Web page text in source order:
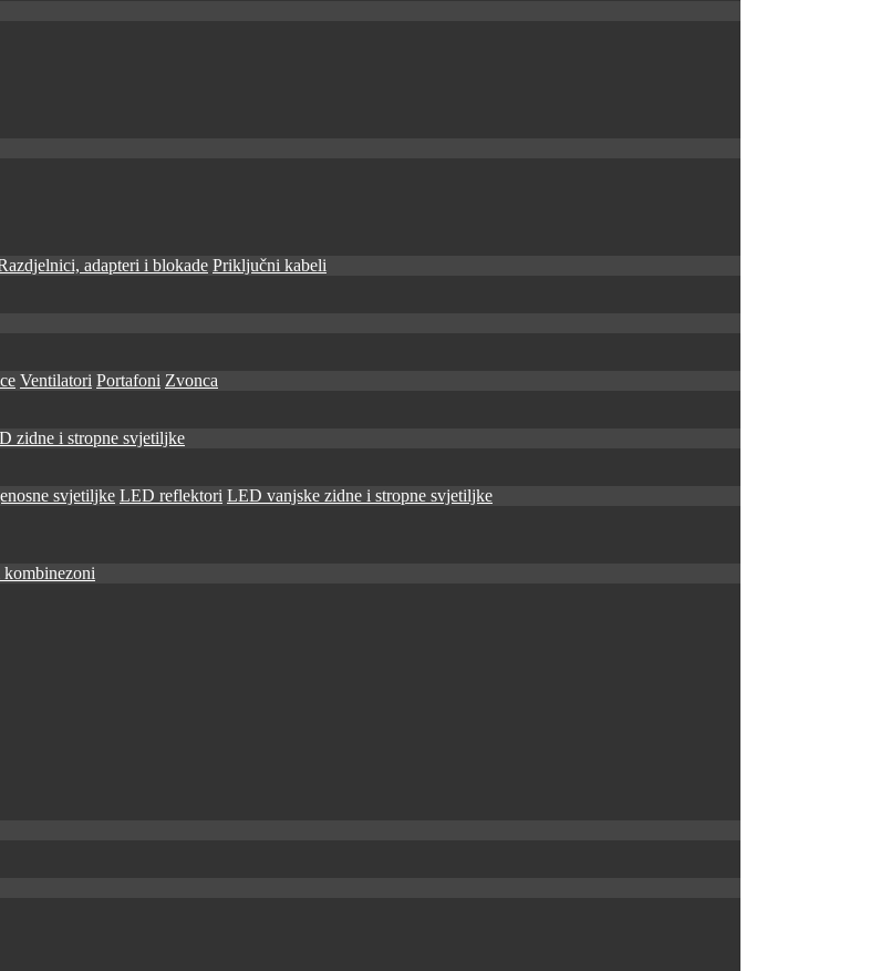
adapteri i blokade Priključni kabeli
Ventilatori Portafoni Zvonca
zidne i stropne svjetiljke
svjetiljke LED reflektori LED vanjske zidne i stropne svjetiljke
kombinezoni